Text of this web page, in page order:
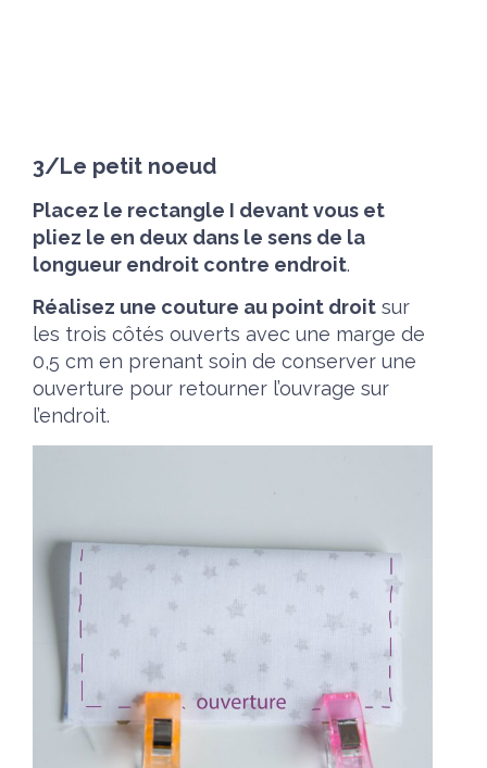
3/Le petit noeud
Placez le rectangle I devant vous et
pliez le en deux dans le sens de la
longueur endroit contre endroit.
Réalisez une couture au point droit sur
les trois côtés ouverts avec une marge de
0,5 cm en prenant soin de conserver une
ouverture pour retourner l’ouvrage sur
l’endroit.